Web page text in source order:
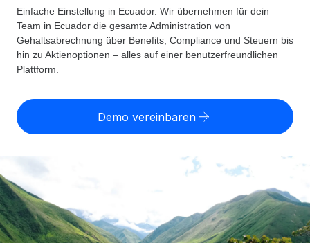
Globale Payroll
Einfache, rechtssicher Payroll
Employer of Record
Weltweites Wachstum ohne Kosten für Niederlassungen
Contractor of Record
Rechtssichere, weltweite Arbeit mit Freelancer:innen
Globales Onboarding und Verwalten von
PEO
Auslagern von komplexen HR-Aufgaben
WELTWEITE ABDECKUNG
Country Explorer
Länderspezifische Unterstützung bei der Einstellung
Einfache Einstellung in allen US-Bundesstaaten
WACHSTUMSPHASE
Startups
Agile HR- und Payroll-Lösungen für wachsende
Ressourcen
TOOLS UND RECHNER
Scheinselbstständigkeitsrisiko berechnen
Personalkostenrechner
Informationen zu möglichen Währungen und
Abwicklungsfristen für globale Freelancer:innen
Preise
Nederlands
Français
Einfache Einstellung in Ecuador. Wir übernehmen für dein
Team in Ecuador die gesamte Administration von
Gehaltsabrechnung über Benefits, Compliance und Steuern bis
hin zu Aktienoptionen – alles auf einer benutzerfreundlichen
Plattform.
Demo vereinbaren